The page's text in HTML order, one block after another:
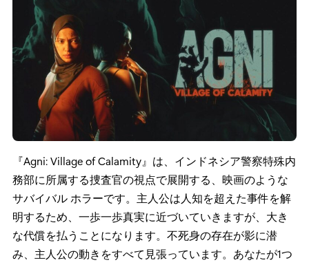
はとても嬉しく、チームにとって本当に励みになりまし
た」 – イヴァンダー エムリンガ (Ivander Emlingga)/Toge
Productions プロジェクト マネージャー
Agni: Village of Calamity
Xbox Play Anywhere